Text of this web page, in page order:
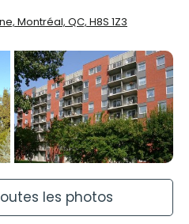
Montréal, QC, H8S 1Z3
les photos